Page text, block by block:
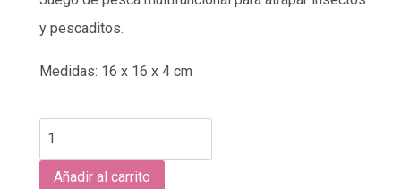
y pescaditos.
Medidas: 16 x 16 x 4 cm
Añadir al carrito